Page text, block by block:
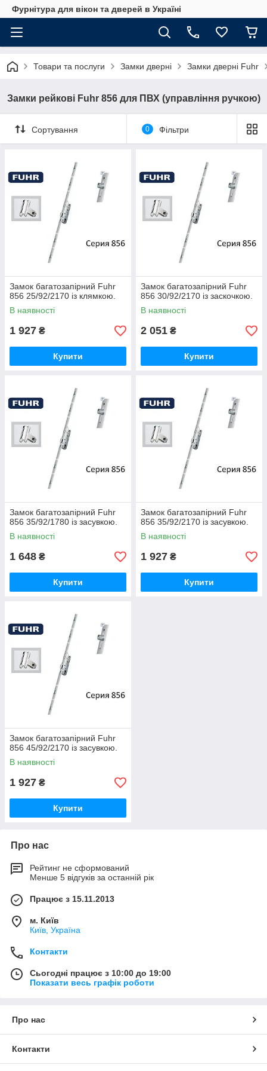
Фурнітура для вікон та дверей в Україні
Товари та послуги Замки дверні Замки дверні Fuhr
Замки рейкові Fuhr 856 для ПВХ (управління ручкою)
Сортування 0 Фільтри
Замок багатозапірний Fuhr
856 25/92/2170 із клямкою.
В наявності
1 927 ₴
Купити
Замок багатозапірний Fuhr
856 30/92/2170 із заскочкою.
В наявності
2 051 ₴
Купити
Замок багатозапірний Fuhr
856 35/92/1780 із засувкою.
В наявності
1 648 ₴
Купити
Замок багатозапірний Fuhr
856 35/92/2170 із засувкою.
В наявності
1 927 ₴
Купити
Замок багатозапірний Fuhr
856 45/92/2170 із засувкою.
В наявності
1 927 ₴
Купити
Про нас
Рейтинг не сформований
Менше 5 відгуків за останній рік
Працює з 15.11.2013
м. Київ
Київ, Україна
Контакти
Сьогодні працює з 10:00 до 19:00
Показати весь графік роботи
Про нас
Контакти